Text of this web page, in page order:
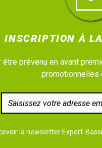
INSCRIPTION À
être prévenu en avant
promotionnelles
la newsletter Expert-